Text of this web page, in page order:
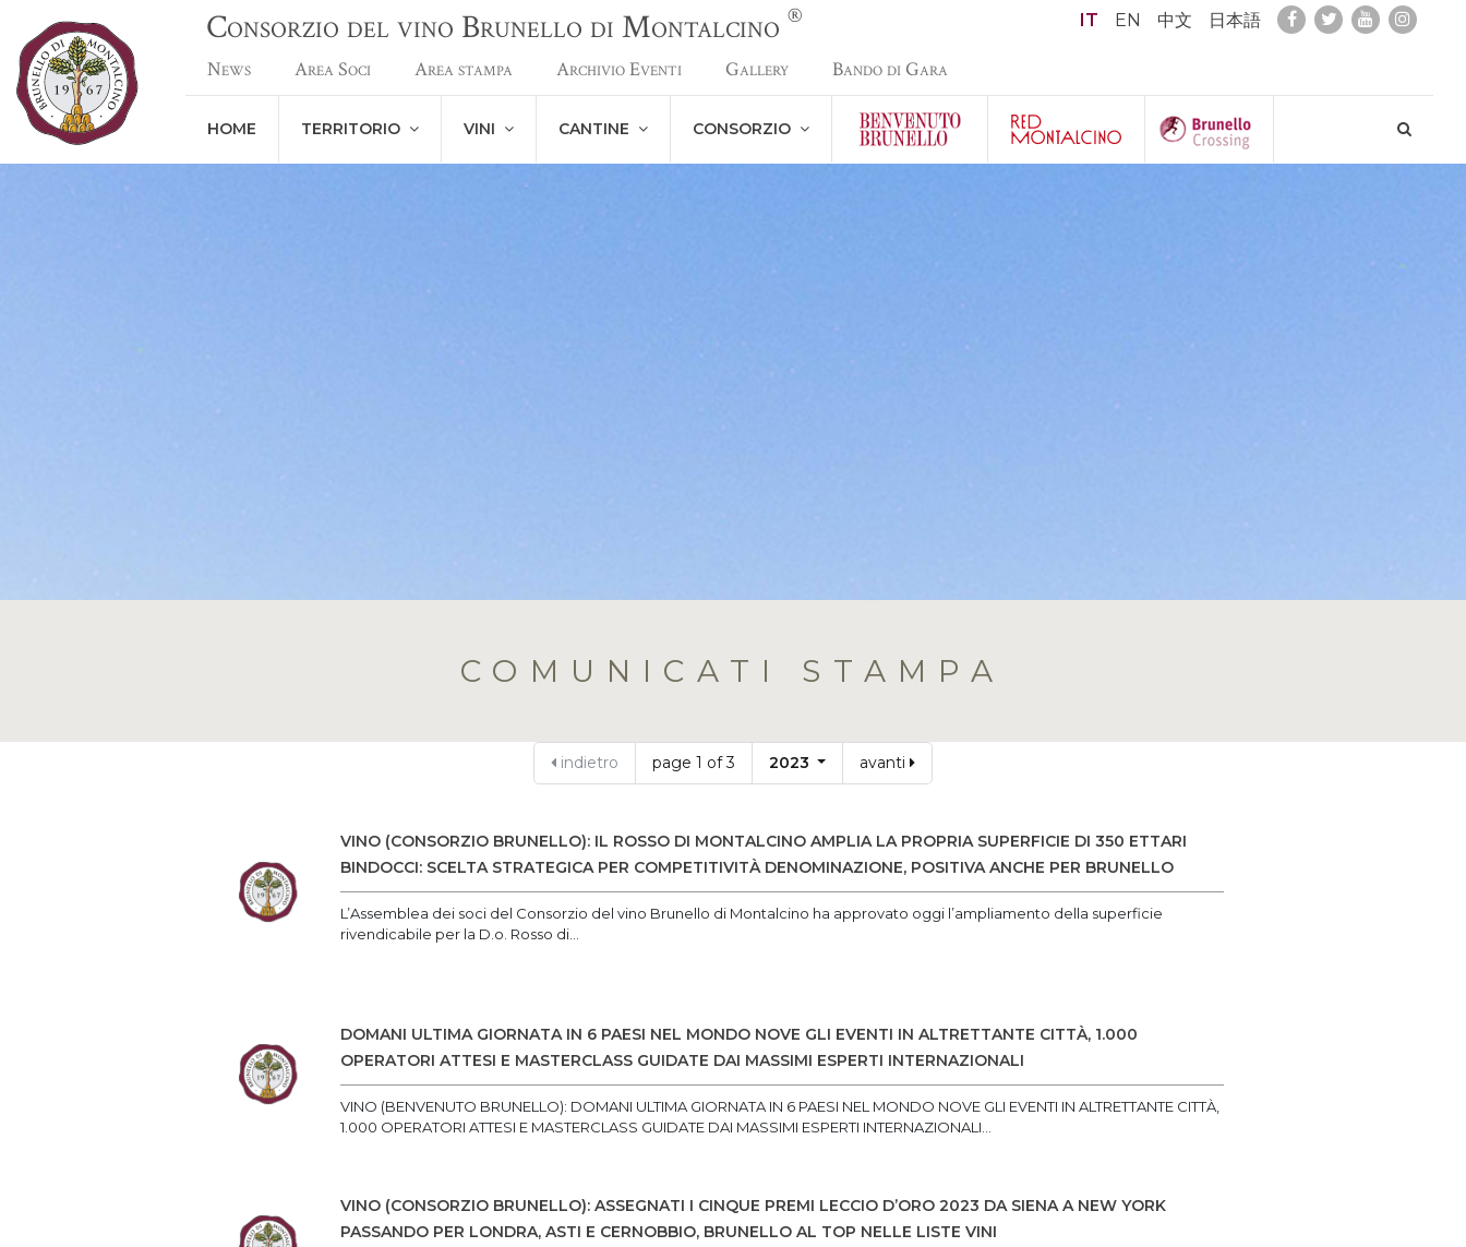
Consorzio del vino Brunello di Montalcino ® IT EN 中文 日本語
News Area Soci Area stampa Archivio Eventi Gallery Bando di Gara
HOME TERRITORIO VINI CANTINE CONSORZIO
COMUNICATI STAMPA
indietro page 1 of 3 2023 avanti
VINO (CONSORZIO BRUNELLO): IL ROSSO DI MONTALCINO AMPLIA LA PROPRIA SUPERFICIE DI 350 ETTARI
BINDOCCI: SCELTA STRATEGICA PER COMPETITIVITÀ DENOMINAZIONE, POSITIVA ANCHE PER BRUNELLO
L’Assemblea dei soci del Consorzio del vino Brunello di Montalcino ha approvato oggi l’ampliamento della superficie
rivendicabile per la D.o. Rosso di...
DOMANI ULTIMA GIORNATA IN 6 PAESI NEL MONDO NOVE GLI EVENTI IN ALTRETTANTE CITTÀ, 1.000
OPERATORI ATTESI E MASTERCLASS GUIDATE DAI MASSIMI ESPERTI INTERNAZIONALI
VINO (BENVENUTO BRUNELLO): DOMANI ULTIMA GIORNATA IN 6 PAESI NEL MONDO NOVE GLI EVENTI IN ALTRETTANTE CITTÀ,
1.000 OPERATORI ATTESI E MASTERCLASS GUIDATE DAI MASSIMI ESPERTI INTERNAZIONALI...
VINO (CONSORZIO BRUNELLO): ASSEGNATI I CINQUE PREMI LECCIO D’ORO 2023 DA SIENA A NEW YORK
PASSANDO PER LONDRA, ASTI E CERNOBBIO, BRUNELLO AL TOP NELLE LISTE VINI